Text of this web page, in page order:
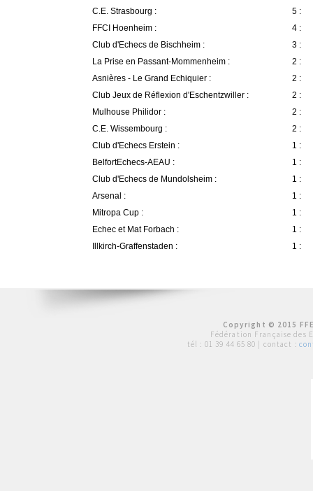
C.E. Strasbourg :
5 :
FFCI Hoenheim :
4 :
Club d'Echecs de Bischheim :
3 :
La Prise en Passant-Mommenheim :
2 :
Asnières - Le Grand Echiquier :
2 :
Club Jeux de Réflexion d'Eschentzwiller :
2 :
Mulhouse Philidor :
2 :
C.E. Wissembourg :
2 :
Club d'Echecs Erstein :
1 :
BelfortEchecs-AEAU :
1 :
Club d'Echecs de Mundolsheim :
1 :
Arsenal :
1 :
Mitropa Cup :
1 :
Echec et Mat Forbach :
1 :
Illkirch-Graffenstaden :
1 :
Copyright © 2015
Fédération Française des
tél : 01 39 44 65 80 | contact :